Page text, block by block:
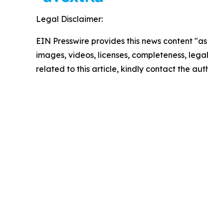
Legal Disclaimer:
EIN Presswire provides this news content
images, videos, licenses, completeness,
related to this article, kindly contact the